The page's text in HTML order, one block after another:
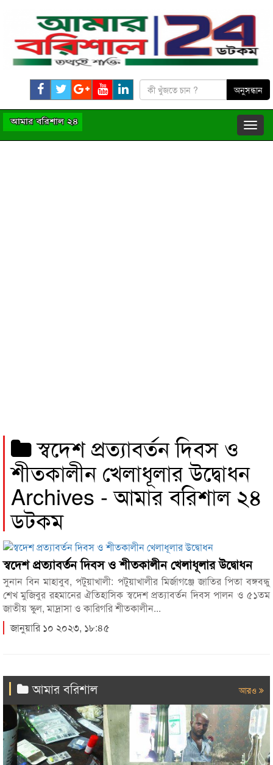
স্বদেশ প্রত্যাবর্তন দিবস ও
শীতকালীন খেলাধূলার উদ্বোধন
Archives - আমার বরিশাল ২৪
ডটকম
স্বদেশ প্রত্যাবর্তন দিবস ও শীতকালীন খেলাধূলার উদ্বোধন
সুনান বিন মাহাবুব, পটুয়াখালী: পটুয়াখালীর মির্জাগঞ্জে জাতির পিতা বঙ্গবন্ধু
শেখ মুজিবুর রহমানের ঐতিহাসিক স্বদেশ প্রত্যাবর্তন দিবস পালন ও ৫১তম
জাতীয় স্কুল, মাদ্রাসা ও কারিগরি শীতকালীন...
জানুয়ারি ১০ ২০২৩, ১৮:৪৫
আমার বরিশাল আরও